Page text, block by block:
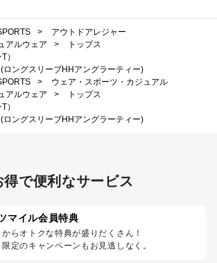
>
アウトドアレジャー
アルウェア >
トップス
）
ロングスリーブHHアングラーティー)
>
ウェア・スポーツ・カジュアル
アルウェア >
トップス
）
ロングスリーブHHアングラーティー)
得で便利なサービス
マイル会員特典
からオトクな特典が盛りだくさん！
定のキャンペーンもお見逃しなく。